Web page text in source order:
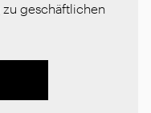
zu geschäftlichen